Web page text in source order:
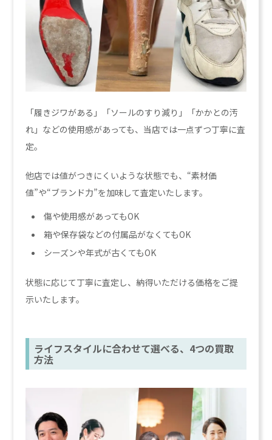
「履きジワがある」「ソールのすり減り」「かかとの汚
れ」などの使用感があっても、当店では一点ずつ丁寧に査
定。
他店では値がつきにくいような状態でも、“素材価
値”や“ブランド力”を加味して査定いたします。
傷や使用感があってもOK
箱や保存袋などの付属品がなくてもOK
シーズンや年式が古くてもOK
状態に応じて丁寧に査定し、納得いただける価格をご提
示いたします。
ライフスタイルに合わせて選べる、4つの買取
方法